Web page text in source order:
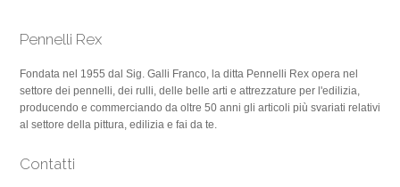
Pennelli Rex
Fondata nel 1955 dal Sig. Galli Franco, la ditta Pennelli Rex opera nel
settore dei pennelli, dei rulli, delle belle arti e attrezzature per l'edilizia,
producendo e commerciando da oltre 50 anni gli articoli più svariati relativi
al settore della pittura, edilizia e fai da te.
Contatti